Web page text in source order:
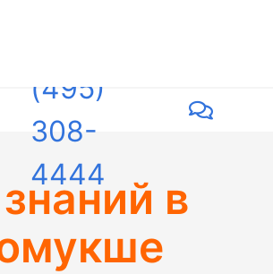
(495)
308-
4444
в